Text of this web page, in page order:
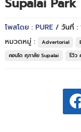
โพสโดย : PURE / วันที่ :
หมวดหมู่ :
Advertorial
คอนโด ศุภาลัย Supalai
รีวิว